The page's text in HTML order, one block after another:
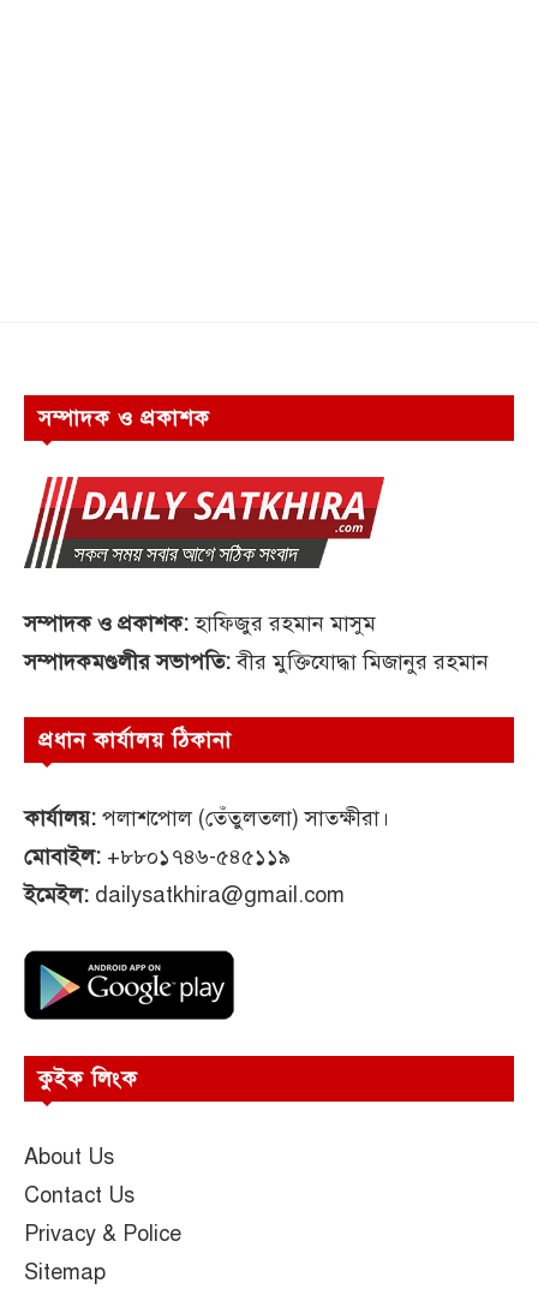
সম্পাদক ও প্রকাশক
সম্পাদক ও প্রকাশক:হাফিজুর রহমান মাসুম
সম্পাদকমণ্ডলীর সভাপতি:বীর মুক্তিযোদ্ধা মিজানুর রহমান
প্রধান কার্যালয় ঠিকানা
কার্যালয়: পলাশপোল (তেঁতুলতলা) সাতক্ষীরা।
মোবাইল: +৮৮০১৭৪৬-৫৪৫১১৯
ইমেইল: dailysatkhira@gmail.com
কুইক লিংক
About Us
Contact Us
Privacy & Police
Sitemap